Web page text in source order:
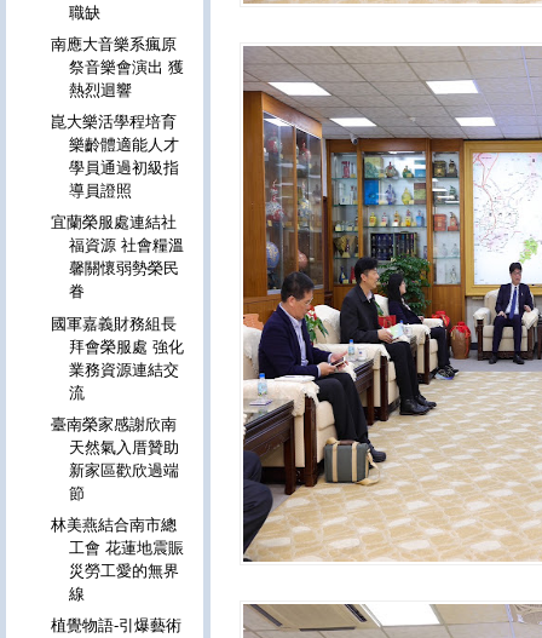
職缺
南應大音樂系瘋原
祭音樂會演出 獲
熱烈迴響
崑大樂活學程培育
樂齡體適能人才
學員通過初級指
導員證照
宜蘭榮服處連結社
福資源 社會糧溫
馨關懷弱勢榮民
眷
國軍嘉義財務組長
拜會榮服處 強化
業務資源連結交
流
臺南榮家感謝欣南
天然氣入厝贊助
新家區歡欣過端
節
林美燕結合南市總
工會 花蓮地震賑
災勞工愛的無界
線
植覺物語-引爆藝術